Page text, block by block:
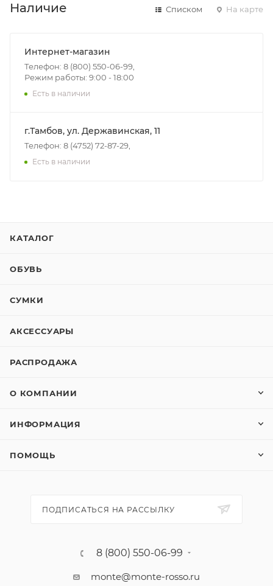
Наличие Списком На карте
Интернет-магазин
Телефон: 8 (800) 550-06-99,
Режим работы: 9:00 - 18:00
Есть в наличии
г.Тамбов, ул. Державинская, 11
Телефон: 8 (4752) 72-87-29,
Есть в наличии
КАТАЛОГ
ОБУВЬ
СУМКИ
АКСЕССУАРЫ
РАСПРОДАЖА
О КОМПАНИИ
ИНФОРМАЦИЯ
ПОМОЩЬ
ПОДПИСАТЬСЯ НА РАССЫЛКУ
8 (800) 550-06-99
monte@monte-rosso.ru